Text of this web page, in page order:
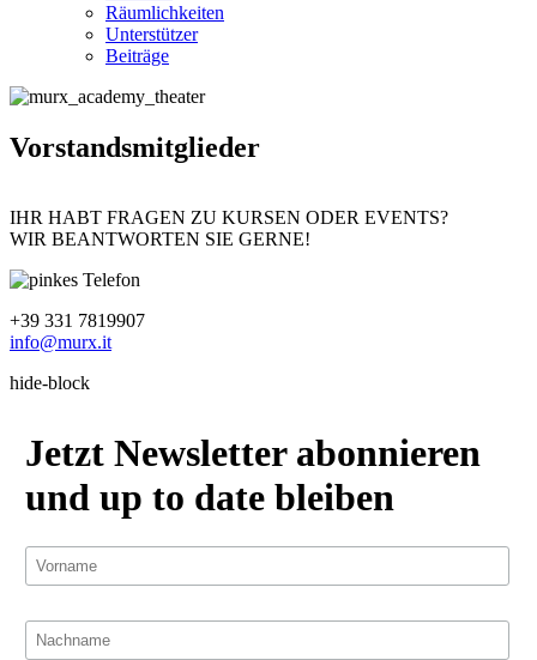
Räumlichkeiten
Unterstützer
Beiträge
Vorstandsmitglieder
IHR HABT FRAGEN ZU KURSEN ODER EVENTS?
WIR BEANTWORTEN SIE GERNE!
+39 331 7819907
info@murx.it
hide-block
Jetzt Newsletter abonnieren
und up to date bleiben